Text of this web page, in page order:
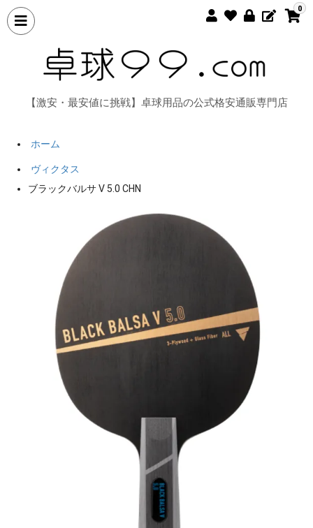
0
【激安・最安値に挑戦】卓球用品の公式格安通販専門店
ホーム
ヴィクタス
ブラックバルサ V 5.0 CHN